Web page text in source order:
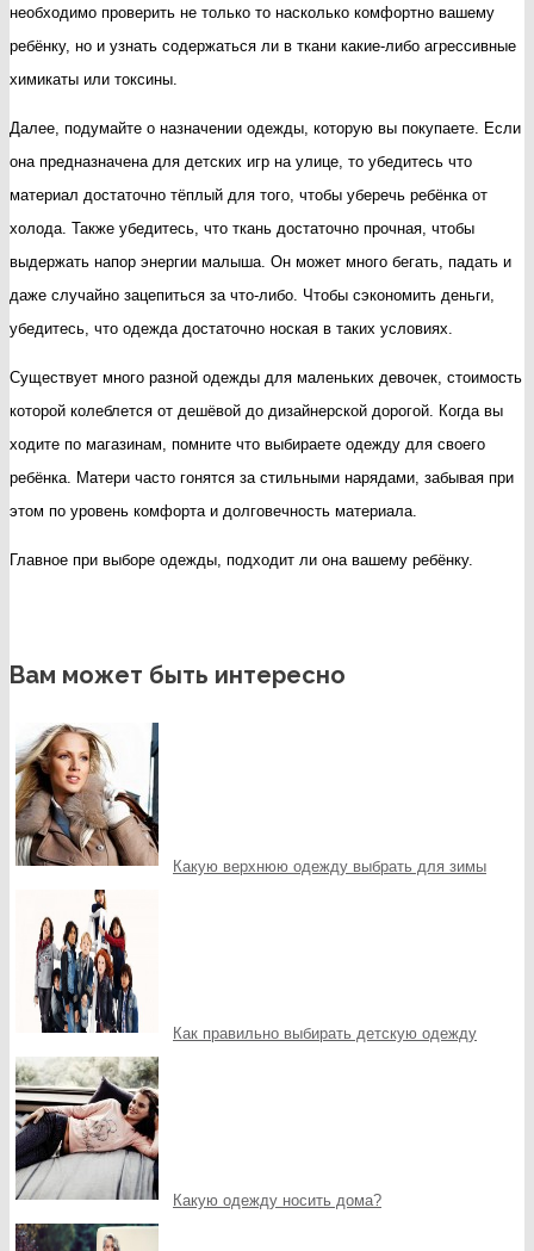
необходимо проверить не только то насколько комфортно вашему
ребёнку, но и узнать содержаться ли в ткани какие-либо агрессивные
химикаты или токсины.
Далее, подумайте о назначении одежды, которую вы покупаете. Если
она предназначена для детских игр на улице, то убедитесь что
материал достаточно тёплый для того, чтобы уберечь ребёнка от
холода. Также убедитесь, что ткань достаточно прочная, чтобы
выдержать напор энергии малыша. Он может много бегать, падать и
даже случайно зацепиться за что-либо. Чтобы сэкономить деньги,
убедитесь, что одежда достаточно ноская в таких условиях.
Существует много разной одежды для маленьких девочек, стоимость
которой колеблется от дешёвой до дизайнерской дорогой. Когда вы
ходите по магазинам, помните что выбираете одежду для своего
ребёнка. Матери часто гонятся за стильными нарядами, забывая при
этом по уровень комфорта и долговечность материала.
Главное при выборе одежды, подходит ли она вашему ребёнку.
Вам может быть интересно
Какую верхнюю одежду выбрать для зимы
Как правильно выбирать детскую одежду
Какую одежду носить дома?